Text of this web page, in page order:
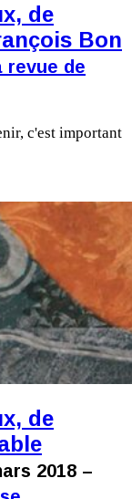
de
Bon
revue de
c'est important
de
2018 –